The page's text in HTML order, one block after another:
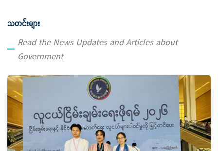
သတင်းများ
Read the News Updates and Articles about
Government